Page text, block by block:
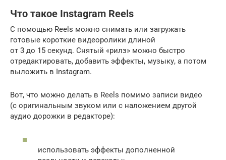
Что такое Instagram Reels
С помощью Reels можно снимать или загружать
готовые короткие видеоролики длиной
от 3 до 15 секунд. Снятый «рилз» можно быстро
отредактировать, добавить эффекты, музыку, а потом
выложить в Instagram.
Вот, что можно делать в Reels помимо записи видео
(с оригинальным звуком или с наложением другой
аудио дорожки в редакторе):
использовать эффекты дополненной